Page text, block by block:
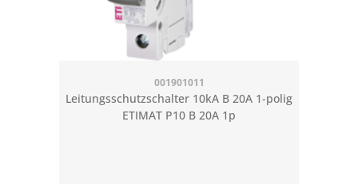
001901011
Leitungsschutzschalter 10kA B 20A 1-polig
ETIMAT P10 B 20A 1p